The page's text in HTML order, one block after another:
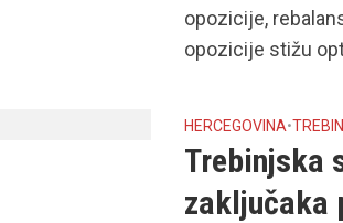
opozicije,
opozicije stižu
HERCEGOVINA•
Trebinjska
zaključaka